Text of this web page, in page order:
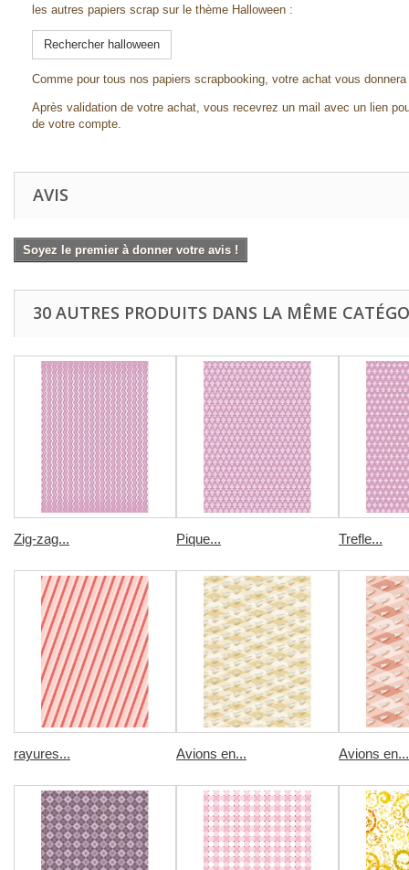
les autres papiers scrap sur le thème Halloween :
Rechercher halloween
Comme pour tous nos papiers scrapbooking, votre achat vous
Après validation de votre achat, vous recevrez un mail avec un lien
de votre compte.
AVIS
Soyez le premier à donner votre avis !
30 AUTRES PRODUITS DANS LA MÊME
Zig-zag... Pique... Trefle...
rayures... Avions en... Avions en...